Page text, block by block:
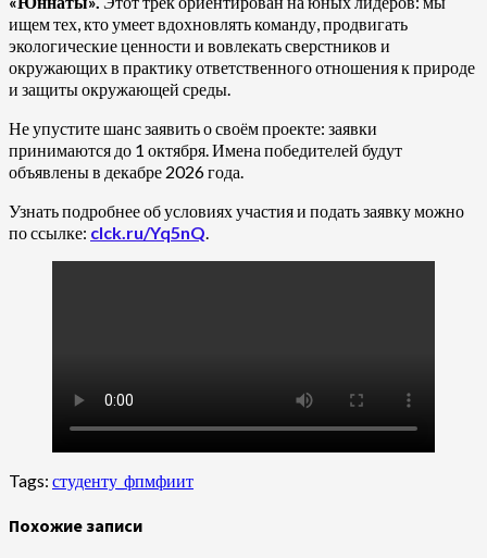
ищем тех, кто умеет вдохновлять команду, продвигать
экологические ценности и вовлекать сверстников и
окружающих в практику ответственного отношения к природе
и защиты окружающей среды.
Не упустите шанс заявить о своём проекте: заявки
принимаются до 1 октября. Имена победителей будут
объявлены в декабре 2026 года.
Узнать подробнее об условиях участия и подать заявку можно
по ссылке: clck.ru/Yq5nQ.
Tags: студенту_фпмфиит
Похожие записи